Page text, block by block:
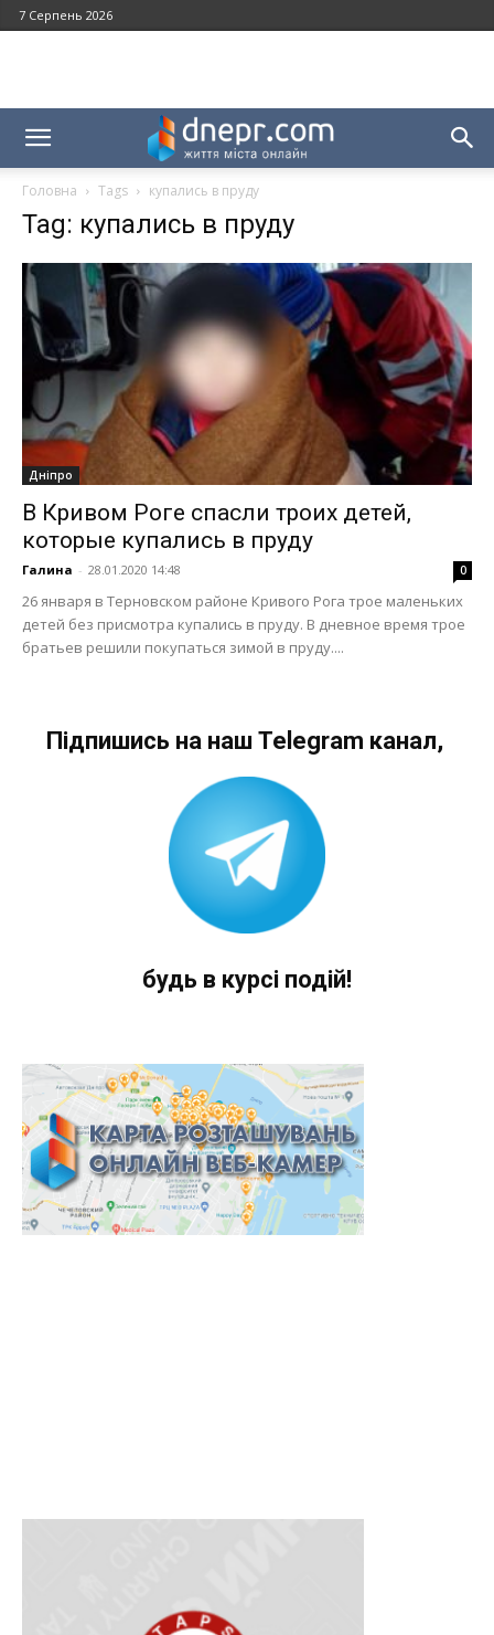
7 Серпень 2026
Головна Tags купались в пруду
Tag: купались в пруду
Дніпро
В Кривом Роге спасли троих детей,
которые купались в пруду
Галина - 28.01.2020 14:48 0
26 января в Терновском районе Кривого Рога трое маленьких
детей без присмотра купались в пруду. В дневное время трое
братьев решили покупаться зимой в пруду....
Підпишись на наш Telegram канал,
будь в курсі подій!